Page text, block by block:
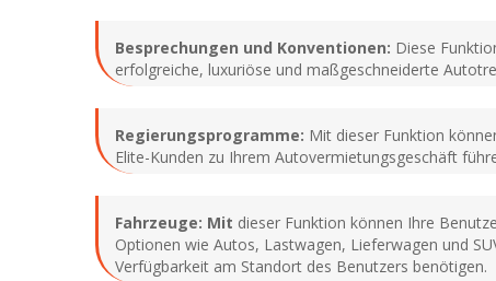
Besprechungen und Konventionen: Diese
erfolgreiche, luxuriöse und maßgeschneiderte
Regierungsprogramme: Mit dieser Funktion
Elite-Kunden zu Ihrem Autovermietungsgeschäft
Fahrzeuge: Mit dieser Funktion können Ihre
Optionen wie Autos, Lastwagen, Lieferwagen und
Verfügbarkeit am Standort des Benutzers benötigen.